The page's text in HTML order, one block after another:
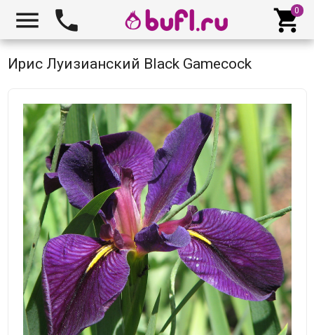
  
Ирис Луизианский Black Gamecock